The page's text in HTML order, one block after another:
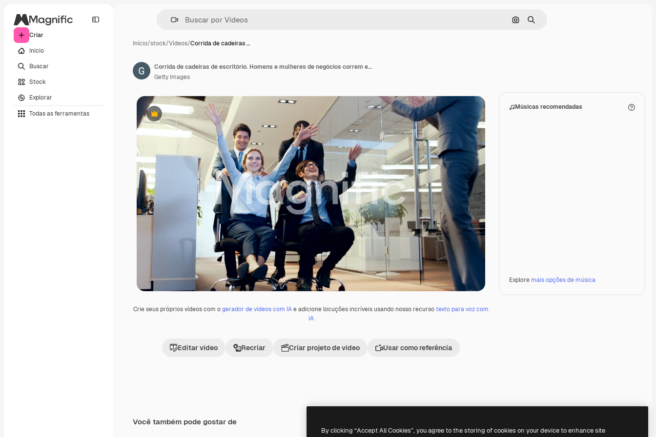
Criar
Início
Buscar
Stock
Explorar
Todas as ferramentas
Pesquisar por imagem
Buscar
Início/stock/Vídeos/Corrida de cadeiras …
Premium
Crie seus próprios vídeos com ogerador de vídeos com IAe adicione locuções incríveis usando nosso recursotexto para voz com
IA
Editar vídeo Recriar Criar projeto de vídeo Usar como referência
Músicas recomendadas
Explore mais opções de música
Corrida de cadeiras de escritório. Homens e mulheres de negócios correm em cadeiras no corredor do edifício corporativo. Colegas torcem e aplaudem. Celebram o fechamento do negócio.
Getty Images
Você também pode gostar de
Premium
Premium Premium
Premium
By clicking “Accept All Cookies”, you agree to the storing of cookies on your device to enhance site